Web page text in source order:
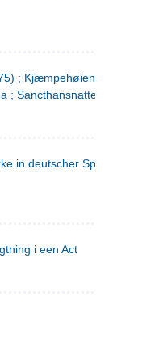
; Kjæmpehøien (1850) ;
; Sancthansnatten
in deutscher Sprache. 2
i een Act